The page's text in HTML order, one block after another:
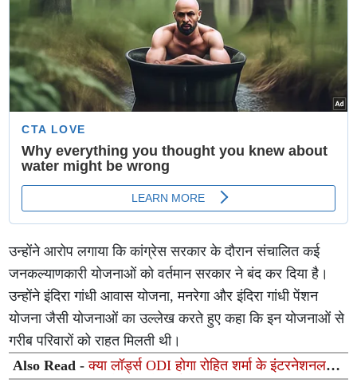
उन्होंने आरोप लगाया कि कांग्रेस सरकार के दौरान संचालित कई
जनकल्याणकारी योजनाओं को वर्तमान सरकार ने बंद कर दिया है।
उन्होंने इंदिरा गांधी आवास योजना, मनरेगा और इंदिरा गांधी पेंशन
योजना जैसी योजनाओं का उल्लेख करते हुए कहा कि इन योजनाओं से
गरीब परिवारों को राहत मिलती थी।
Also Read -क्या लॉर्ड्स ODI होगा रोहित शर्मा के इंटरनेशनल
करियर का आखिरी मैच? सिलेक्टर्स के बड़े प्लान का हुआ खुलासा